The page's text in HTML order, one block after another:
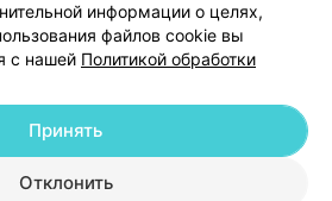
191700409
| 220012, Республика Беларусь,
информации о целях,
файлов cookie вы
с нашей Политикой обработки
Отклонить
Принять